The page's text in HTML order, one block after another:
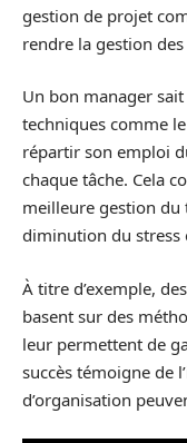
gestion de projet
rendre la gestion
Un bon manager
techniques comme
répartir son emploi
chaque tâche. Cela
meilleure gestion du
diminution du stress
À titre d’exemple,
basent sur des
leur permettent de
succès témoigne de
d’organisation